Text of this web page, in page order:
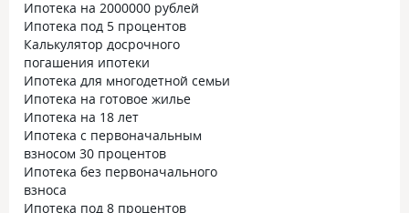
Ипотека на 2000000 рублей
Ипотека под 5 процентов
Калькулятор досрочного
погашения ипотеки
Ипотека для многодетной семьи
Ипотека на готовое жилье
Ипотека на 18 лет
Ипотека с первоначальным
взносом 30 процентов
Ипотека без первоначального
взноса
Ипотека под 8 процентов